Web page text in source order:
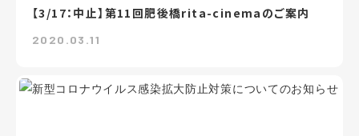
【3/17：中止】第11回肥後橋rita-cinemaのご案内
2020.03.11